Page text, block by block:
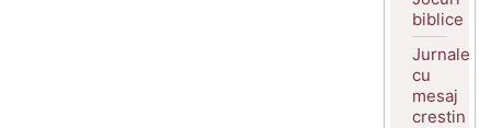
biblice
Jurnale
cu
mesaj
crestin